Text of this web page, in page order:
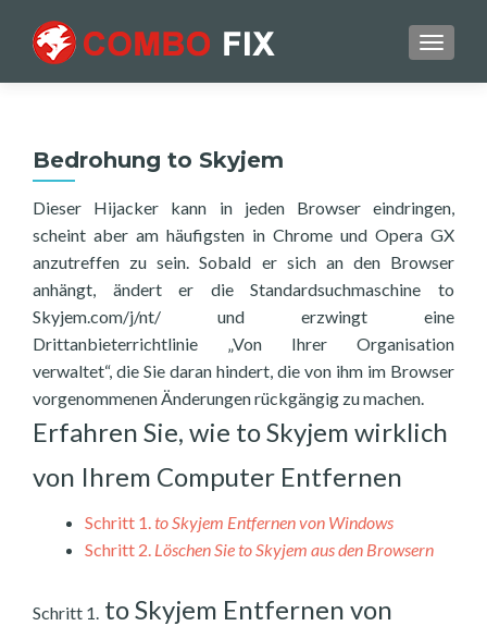
Bedrohung to Skyjem
Dieser Hijacker kann in jeden Browser eindringen,
scheint aber am häufigsten in Chrome und Opera GX
anzutreffen zu sein. Sobald er sich an den Browser
anhängt, ändert er die Standardsuchmaschine to
Skyjem.com/j/nt/ und erzwingt eine
Drittanbieterrichtlinie „Von Ihrer Organisation
verwaltet“, die Sie daran hindert, die von ihm im Browser
vorgenommenen Änderungen rückgängig zu machen.
Erfahren Sie, wie to Skyjem wirklich
von Ihrem Computer Entfernen
Schritt 1.to Skyjem Entfernen von Windows
Schritt 2. Löschen Sie to Skyjem aus den Browsern
Schritt 1. to Skyjem Entfernen von